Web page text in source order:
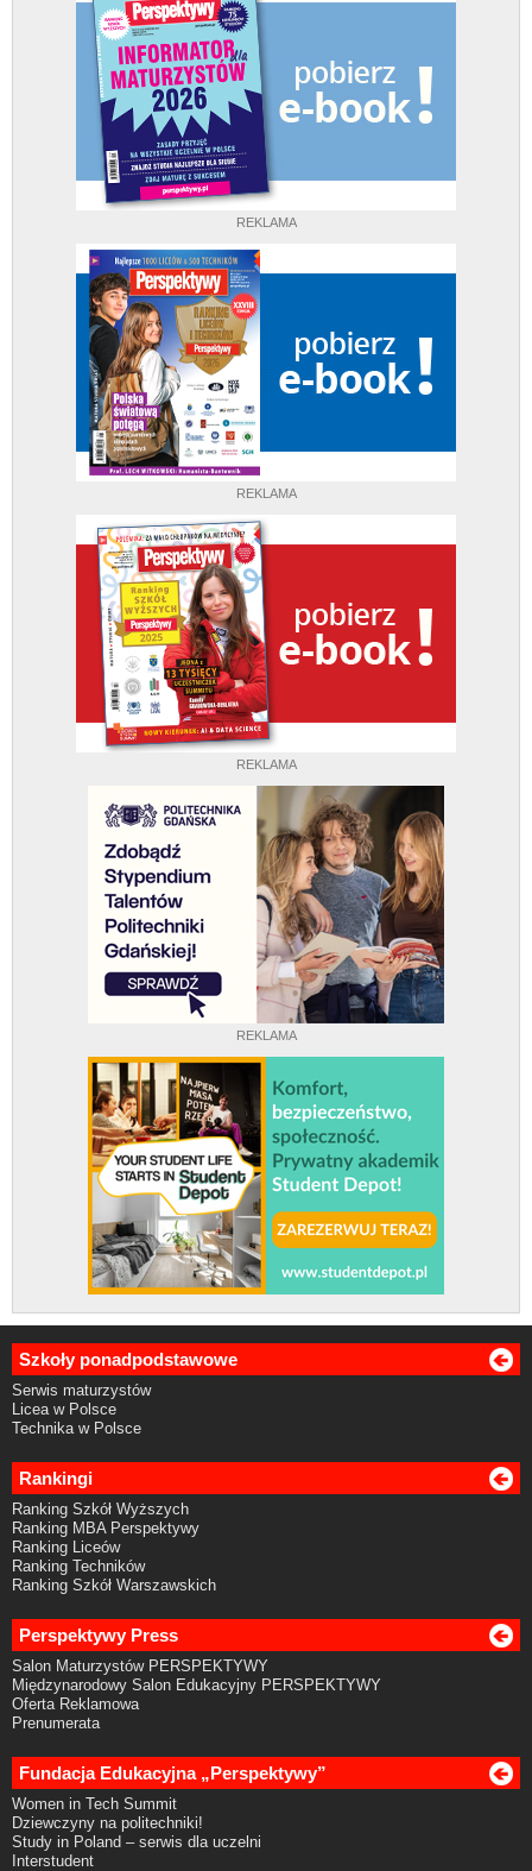
REKLAMA
REKLAMA
REKLAMA
REKLAMA
Szkoły ponadpodstawowe
Serwis maturzystów
Licea w Polsce
Technika w Polsce
Rankingi
Ranking Szkół Wyższych
Ranking MBA Perspektywy
Ranking Liceów
Ranking Techników
Ranking Szkół Warszawskich
Perspektywy Press
Salon Maturzystów PERSPEKTYWY
Międzynarodowy Salon Edukacyjny PERSPEKTYWY
Oferta Reklamowa
Prenumerata
Fundacja Edukacyjna „Perspektywy”
Women in Tech Summit
Dziewczyny na politechniki!
Study in Poland – serwis dla uczelni
Interstudent